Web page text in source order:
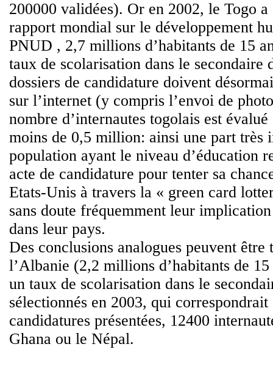
200000 validées). Or en 2002, le Togo
rapport mondial sur le développement
PNUD , 2,7 millions d’habitants de 15
taux de scolarisation dans le secondaire
dossiers de candidature doivent
sur l’internet (y compris l’envoi de
nombre d’internautes togolais est évalué
moins de 0,5 million: ainsi une part très
population ayant le niveau d’éducation
acte de candidature pour tenter sa
Etats-Unis à travers la « green card
sans doute fréquemment leur
dans leur pays.
Des conclusions analogues peuvent être
l’Albanie (2,2 millions d’habitants de
un taux de scolarisation dans le
sélectionnés en 2003, qui correspondrait
candidatures présentées, 12400
Ghana ou le Népal.